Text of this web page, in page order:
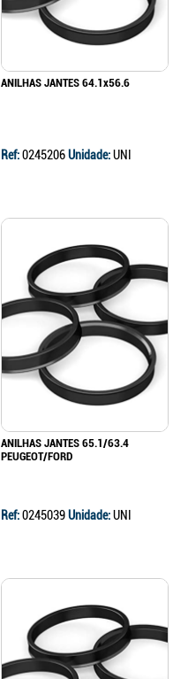
ANILHAS JANTES 64.1x56.6
Ref:0245206Unidade:UNI
ANILHAS JANTES 65.1/63.4
PEUGEOT/FORD
Ref:0245039Unidade:UNI